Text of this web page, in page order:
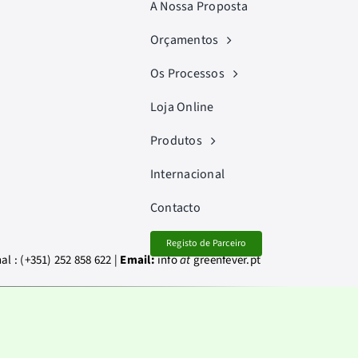
A Nossa Proposta
Orçamentos
Os Processos
Loja Online
Produtos
Internacional
Contacto
Registo de Parceiro
: (+351) 252 858 622 | Email:infoatgreenfever.pt